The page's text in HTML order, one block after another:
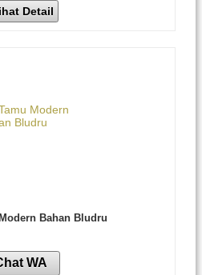
Detail
Bahan Bludru
WA